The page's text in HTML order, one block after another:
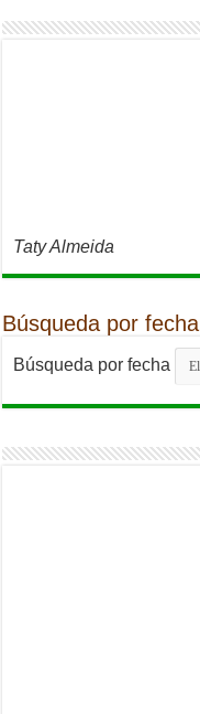
Taty Almeida
Búsqueda por fecha
Búsqueda por fecha